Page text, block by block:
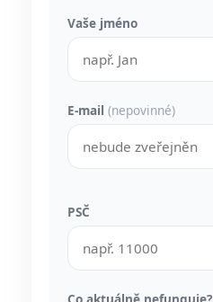
Vaše jméno
E-mail (nepovinné)
PSČ